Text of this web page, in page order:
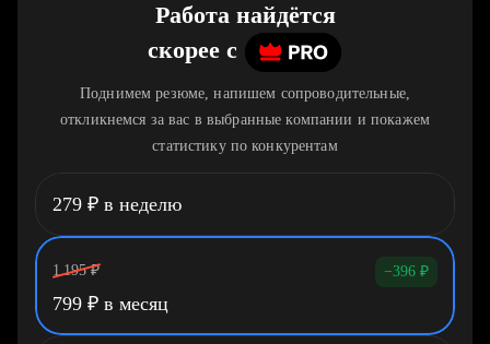
Работа найдётся
скорее c
Поднимем резюме, напишем сопроводительные,
откликнемся за вас в выбранные компании и покажем
статистику по конкурентам
279 ₽ в неделю
1 195 ₽ −396 ₽
799 ₽ в месяц